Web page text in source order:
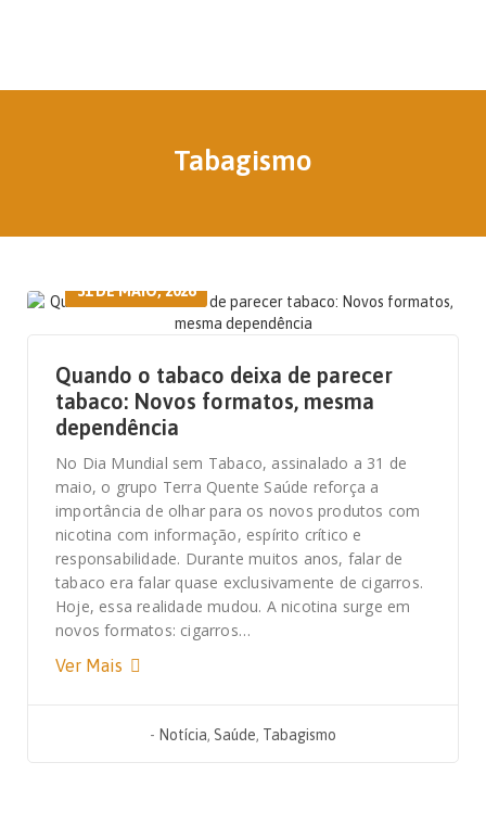
Tabagismo
31 DE MAIO, 2026
Quando o tabaco deixa de parecer
tabaco: Novos formatos, mesma
dependência
No Dia Mundial sem Tabaco, assinalado a 31 de
maio, o grupo Terra Quente Saúde reforça a
importância de olhar para os novos produtos com
nicotina com informação, espírito crítico e
responsabilidade. Durante muitos anos, falar de
tabaco era falar quase exclusivamente de cigarros.
Hoje, essa realidade mudou. A nicotina surge em
novos formatos: cigarros…
Ver Mais
- Notícia, Saúde, Tabagismo